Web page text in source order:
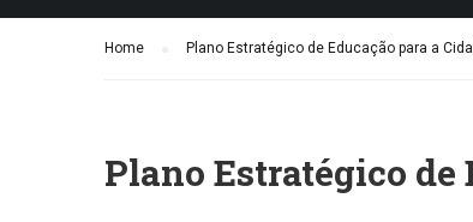
Home Plano Estratégico de Educação para a
Plano Estratégico de